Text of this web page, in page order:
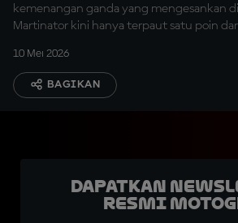
kemenangan ganda yang mengesankan di
Martinator kini hanya terpaut satu poin
10 Mei 2026
BAGIKAN
Dapatkan
Resmi